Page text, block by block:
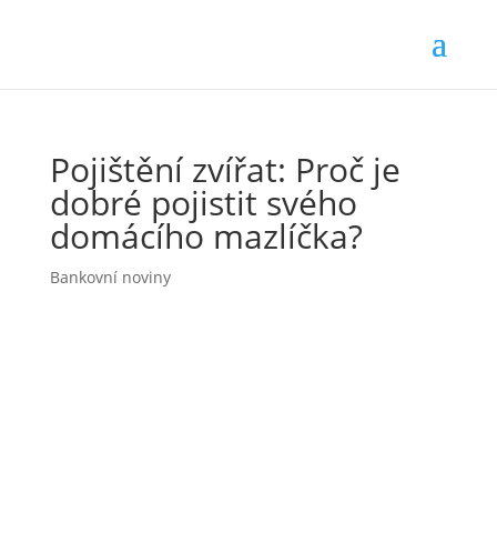
Pojištění zvířat: Proč je
dobré pojistit svého
domácího mazlíčka?
Bankovní noviny